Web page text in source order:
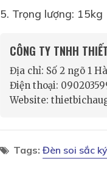
5. Trọng lượng: 15kg
CÔNG TY TNHH
Địa chỉ: Số 2 ngõ 1
Điện thoại:
Website:
Tags: Đèn soi sắc